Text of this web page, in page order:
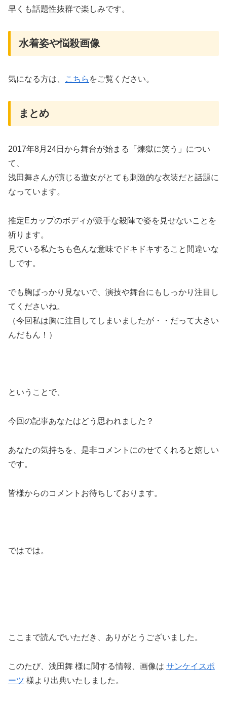
早くも話題性抜群で楽しみです。
水着姿や悩殺画像
気になる方は、 こちら をご覧ください。
まとめ
2017年8月24日から舞台が始まる「煉獄に笑う」につい
て、
浅田舞さんが演じる遊女がとても刺激的な衣装だと話題に
なっています。
推定Eカップのボディが派手な殺陣で姿を見せないことを
祈ります。
見ている私たちも色んな意味でドキドキすること間違いな
しです。
でも胸ばっかり見ないで、演技や舞台にもしっかり注目し
てくださいね。
（今回私は胸に注目してしまいましたが・・だって大きい
んだもん！）
ということで、
今回の記事あなたはどう思われました？
あなたの気持ちを、是非コメントにのせてくれると嬉しい
です。
皆様からのコメントお待ちしております。
ではでは。
ここまで読んでいただき、ありがとうございました。
このたび、浅田舞 様に関する情報、画像は サンケイスポ
ーツ 様より出典いたしました。